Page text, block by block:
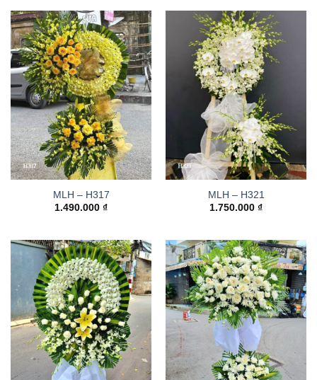
MLH – H317
1.490.000 ₫
MLH – H321
1.750.000 ₫